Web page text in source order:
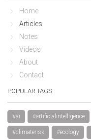
Home
Articles
Notes
Videos
About
Contact
POPULAR TAGS
#ai #artificialintelligence
#climaterisk #ecology